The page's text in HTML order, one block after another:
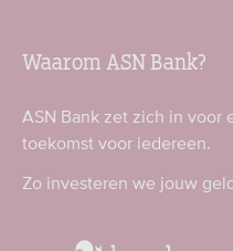
Waarom ASN Bank?
ASN Bank zet zich in voor
toekomst voor iedereen.
Zo investeren we jouw